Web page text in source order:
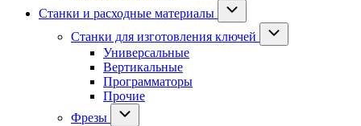
Станки и расходные материалы
Станки для изготовления ключей
Универсальные
Вертикальные
Программаторы
Прочие
Фрезы